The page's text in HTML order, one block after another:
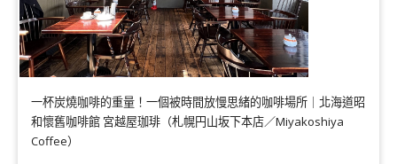
一杯炭燒咖啡的重量！一個被時間放慢思緒的咖啡場所｜北海道昭
和懷舊咖啡館 宮越屋珈琲（札幌円山坂下本店／Miyakoshiya
Coffee）